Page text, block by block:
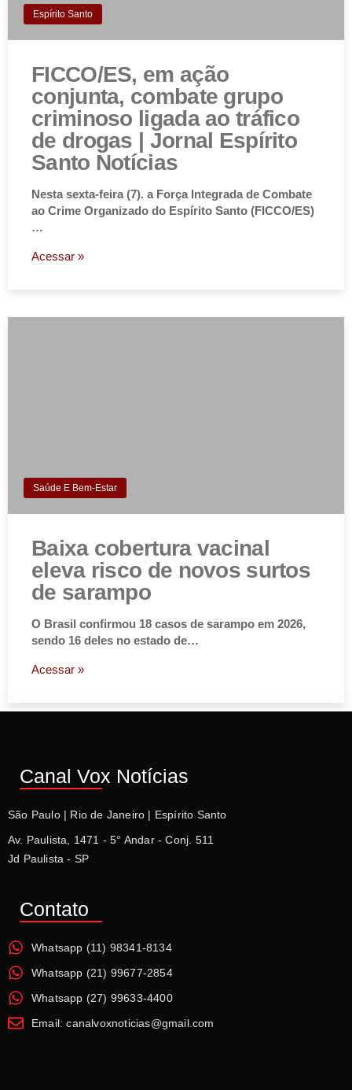
Espírito Santo
FICCO/ES, em ação
conjunta, combate grupo
criminoso ligada ao tráfico
de drogas | Jornal Espírito
Santo Notícias
Nesta sexta-feira (7). a Força Integrada de Combate
ao Crime Organizado do Espírito Santo (FICCO/ES)
…
Acessar »
Saúde E Bem-Estar
Baixa cobertura vacinal
eleva risco de novos surtos
de sarampo
O Brasil confirmou 18 casos de sarampo em 2026,
sendo 16 deles no estado de…
Acessar »
Canal Vox Notícias
São Paulo | Rio de Janeiro | Espírito Santo
Av. Paulista, 1471 - 5° Andar - Conj. 511
Jd Paulista - SP
Contato
Whatsapp (11) 98341-8134
Whatsapp (21) 99677-2854
Whatsapp (27) 99633-4400
Email: canalvoxnoticias@gmail.com